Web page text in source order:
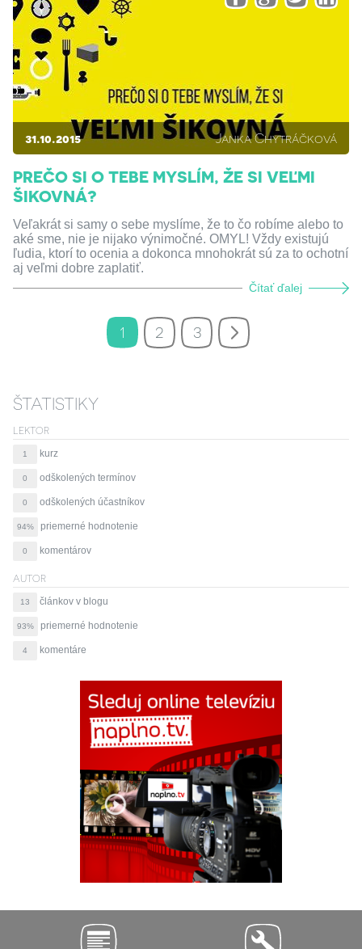
31.10.2015 Janka Chytráčková
PREČO SI O TEBE MYSLÍM, ŽE SI VEĽMI
ŠIKOVNÁ?
Veľakrát si samy o sebe myslíme, že to čo robíme alebo to
aké sme, nie je nijako výnimočné. OMYL! Vždy existujú
ľudia, ktorí to ocenia a dokonca mnohokrát sú za to ochotní
aj veľmi dobre zaplatiť.
Čítať ďalej
1 2 3
ŠTATISTIKY
LEKTOR
1 kurz
0 odškolených termínov
0 odškolených účastníkov
94% priemerné hodnotenie
0 komentárov
AUTOR
13 článkov v blogu
93% priemerné hodnotenie
4 komentáre